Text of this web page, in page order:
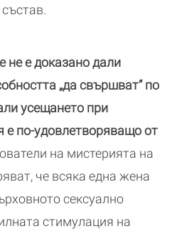
не е доказано дали
„да свършват“ по
усещането при
е по-удовлетворяващо от
на мистерията на
че всяка една жена
сексуално
стимулация на